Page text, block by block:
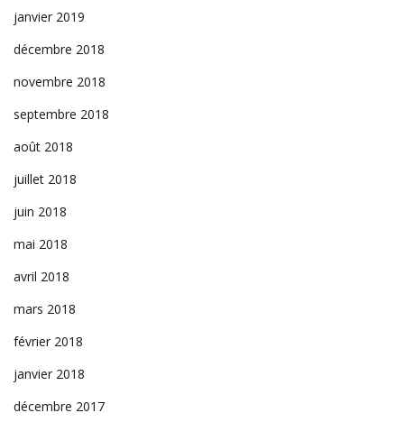
janvier 2019
décembre 2018
novembre 2018
septembre 2018
août 2018
juillet 2018
juin 2018
mai 2018
avril 2018
mars 2018
février 2018
janvier 2018
décembre 2017